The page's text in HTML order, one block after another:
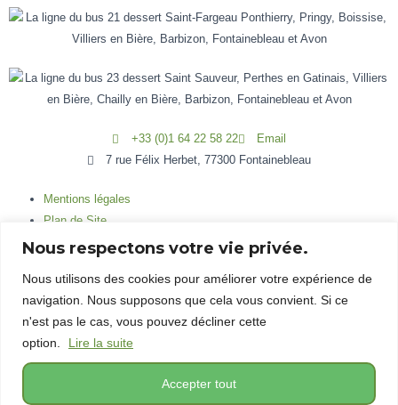
Nous respectons votre vie privée.
Nous utilisons des cookies pour améliorer votre expérience de
navigation. Nous supposons que cela vous convient. Si ce
n'est pas le cas, vous pouvez décliner cette
option.
Lire la suite
Accepter tout
+33 (0)1 64 22 58 22
Email
7 rue Félix Herbet, 77300 Fontainebleau
Mentions légales
Plan de Site
Actualités
Mentions légales
Plan de Site
Actualités
Agenda